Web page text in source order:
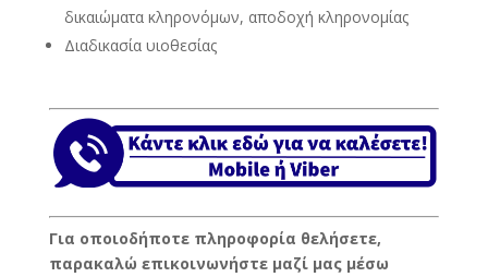
δικαιώματα κληρονόμων, αποδοχή κληρονομίας
Διαδικασία υιοθεσίας
Για οποιοδήποτε πληροφορία θελήσετε,
παρακαλώ επικοινωνήστε μαζί μας μέσω